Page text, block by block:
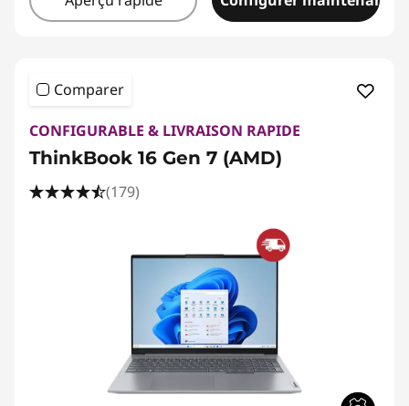
Comparer
CONFIGURABLE & LIVRAISON RAPIDE
ThinkBook 16 Gen 7 (AMD)
(179)